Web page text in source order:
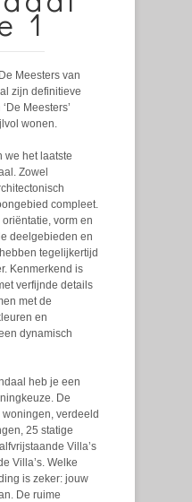
1
Meesters van
zijn definitieve
Meesters’
wonen.
we het laatste
Zowel
compleet.
vorm en
deelgebieden en
tegelijkertijd
Kenmerkend is
verfijnde details
met de
en
dynamisch
heb je een
De
verdeeld
25 statige
Villa’s
Villa’s. Welke
is zeker: jouw
De ruime